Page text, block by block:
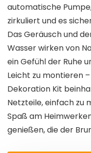
automatische
zirkuliert und es
Das Geräusch und
Wasser wirken von
ein Gefühl der Ruhe
Leicht zu montieren
Dekoration Kit
Netzteile, einfach zu
Spaß am
genießen, die der